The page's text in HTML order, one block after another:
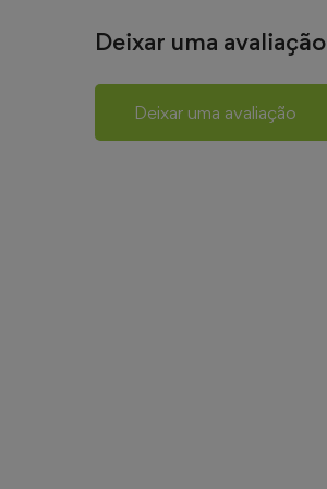
Deixar uma avaliação
Deixar uma avaliação